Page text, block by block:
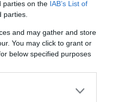
parties on the IAB’s List of
parties.
and may gather and store
You may click to grant or
below specified purposes